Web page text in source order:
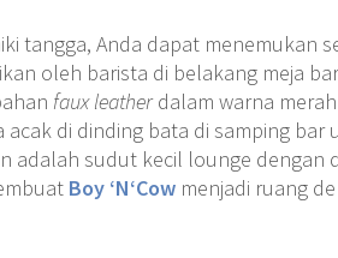
tangga, Anda dapat menemukan
oleh barista di belakang meja
faux leatherdalam warna
acak di dinding bata di samping
adalah sudut kecil lounge dengan
Boy ‘N‘Cow menjadi ruang